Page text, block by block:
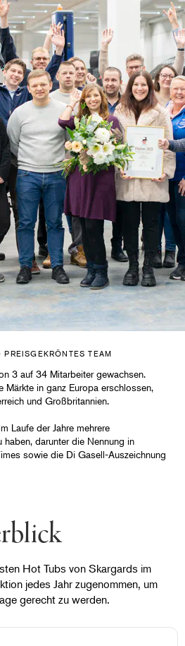
TEAM
3 auf 34 Mitarbeiter gewachsen.
Märkte in ganz Europa erschlossen,
und Großbritannien.
Laufe der Jahre mehrere
haben, darunter die Nennung in
sowie die Di Gasell-Auszeichnung
Hot Tubs von Skargards im
jedes Jahr zugenommen, um
gerecht zu werden.